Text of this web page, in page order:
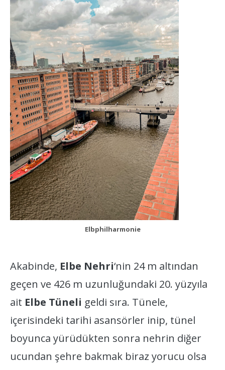
Elbphilharmonie
Akabinde, Elbe Nehri‘nin 24 m altından
geçen ve 426 m uzunluğundaki 20. yüzyıla
ait Elbe Tüneli geldi sıra. Tünele,
içerisindeki tarihi asansörler inip, tünel
boyunca yürüdükten sonra nehrin diğer
ucundan şehre bakmak biraz yorucu olsa